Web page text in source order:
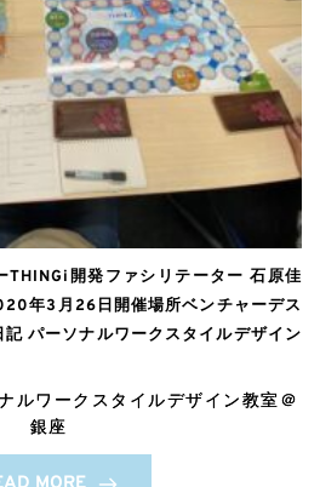
THINGi開発ファシリテーター 石原佳
年3月26日開催場所ベンチャーデス
パーソナルワークスタイルデザイン
ルワークスタイルデザイン教室＠
銀座